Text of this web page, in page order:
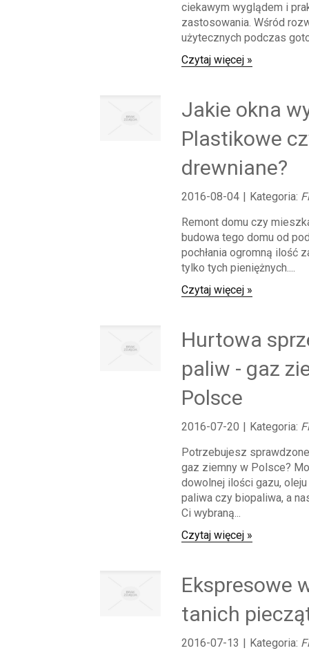
ciekawym wyglądem i
zastosowania. Wśród
użytecznych podczas
Czytaj więcej »
Jakie okna
Plastikowe
drewniane?
2016-08-04 | Kategoria:
Remont domu czy
budowa tego domu od
pochłania ogromną ilość
tylko tych pieniężnych....
Czytaj więcej »
Hurtowa
paliw - gaz
Polsce
2016-07-20 | Kategoria:
Potrzebujesz
gaz ziemny w Polsce?
dowolnej ilości gazu,
paliwa czy biopaliwa, a
Ci wybraną...
Czytaj więcej »
Ekspresowe
tanich
2016-07-13 | Kategoria: